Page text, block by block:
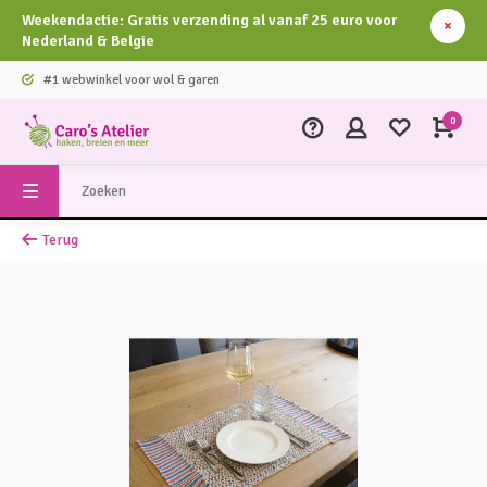
Weekendactie: Gratis verzending al vanaf 25 euro voor
Nederland & Belgie
#1 webwinkel voor wol & garen
0
Terug